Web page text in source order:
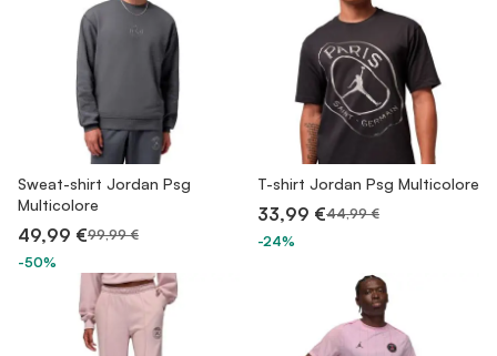
Sweat-shirt Jordan Psg
Multicolore
49,99 €99,99 €
-50%
T-shirt Jordan Psg Multicolore
33,99 €44,99 €
-24%